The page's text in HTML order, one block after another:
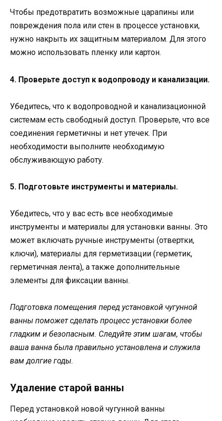
Чтобы предотвратить возможные царапины или
повреждения пола или стен в процессе установки,
нужно накрыть их защитным материалом. Для этого
можно использовать пленку или картон.
4. Проверьте доступ к водопроводу и канализации.
Убедитесь, что к водопроводной и канализационной
системам есть свободный доступ. Проверьте, что все
соединения герметичны и нет утечек. При
необходимости выполните необходимую
обслуживающую работу.
5. Подготовьте инструменты и материалы.
Убедитесь, что у вас есть все необходимые
инструменты и материалы для установки ванны. Это
может включать ручные инструменты (отвертки,
ключи), материалы для герметизации (герметик,
герметичная лента), а также дополнительные
элементы для фиксации ванны.
Подготовка помещения перед установкой чугунной
ванны поможет сделать процесс установки более
гладким и безопасным. Следуйте этим шагам, чтобы
ваша ванна была правильно установлена и служила
вам долгие годы.
Удаление старой ванны
Перед установкой новой чугунной ванны